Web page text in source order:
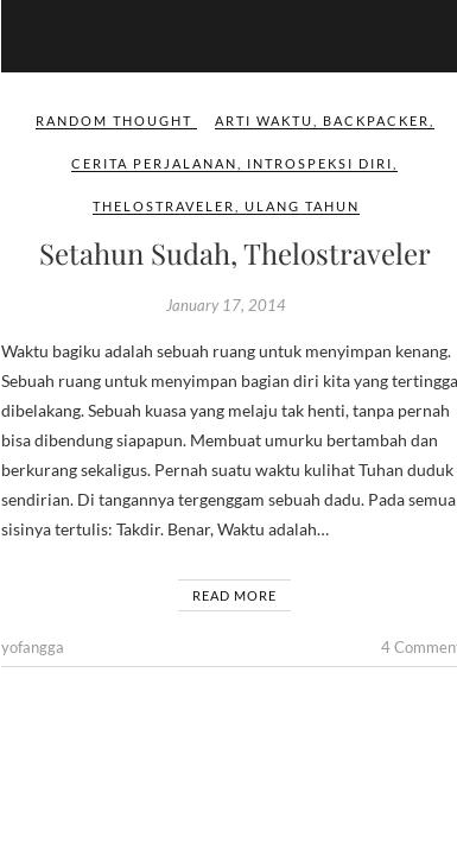
RANDOM THOUGHT ARTI WAKTU BACKPACKER
CERITA PERJALANAN INTROSPEKSI DIRI
THELOSTRAVELER ULANG TAHUN
Setahun Sudah, Thelostraveler
January 17, 2014
Waktu bagiku adalah sebuah ruang untuk menyimpan kenang.
Sebuah ruang untuk menyimpan bagian diri kita yang
dibelakang. Sebuah kuasa yang melaju tak henti, tanpa pernah
bisa dibendung siapapun. Membuat umurku bertambah dan
berkurang sekaligus. Pernah suatu waktu kulihat Tuhan duduk
sendirian. Di tangannya tergenggam sebuah dadu. Pada semua
sisinya tertulis: Takdir. Benar, Waktu adalah…
READ MORE
yofangga 4